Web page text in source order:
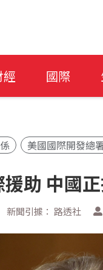
經 國際
美國國際開發總
助 中國
新聞引據： 路透社